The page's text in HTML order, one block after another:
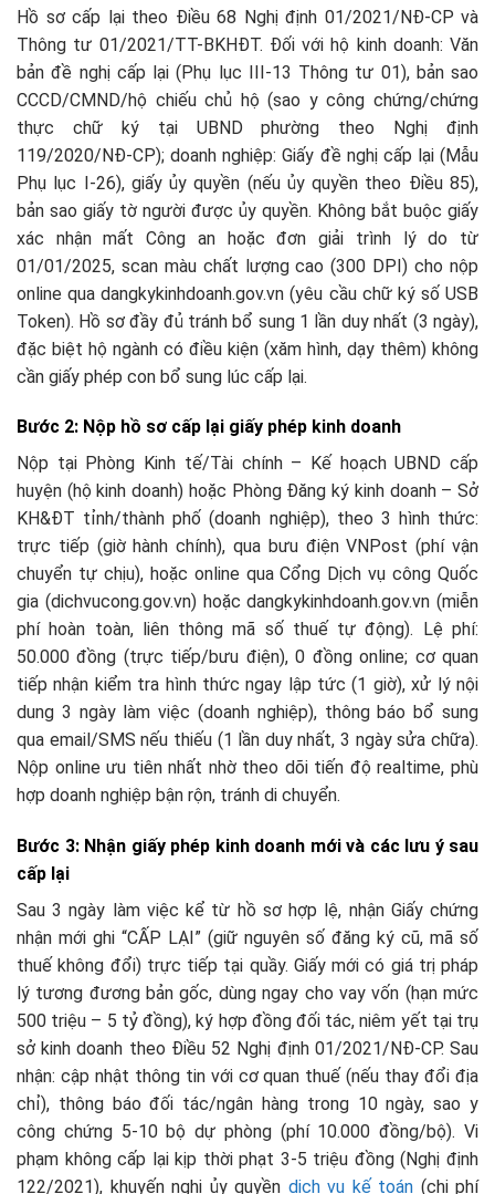
Hồ sơ cấp lại theo Điều 68 Nghị định 01/2021/NĐ-CP và
Thông tư 01/2021/TT-BKHĐT. Đối với hộ kinh doanh: Văn
bản đề nghị cấp lại (Phụ lục III-13 Thông tư 01), bản sao
CCCD/CMND/hộ chiếu chủ hộ (sao y công chứng/chứng
thực chữ ký tại UBND phường theo Nghị định
119/2020/NĐ-CP); doanh nghiệp: Giấy đề nghị cấp lại (Mẫu
Phụ lục I-26), giấy ủy quyền (nếu ủy quyền theo Điều 85),
bản sao giấy tờ người được ủy quyền. Không bắt buộc giấy
xác nhận mất Công an hoặc đơn giải trình lý do từ
01/01/2025, scan màu chất lượng cao (300 DPI) cho nộp
online qua dangkykinhdoanh.gov.vn (yêu cầu chữ ký số USB
Token). Hồ sơ đầy đủ tránh bổ sung 1 lần duy nhất (3 ngày),
đặc biệt hộ ngành có điều kiện (xăm hình, dạy thêm) không
cần giấy phép con bổ sung lúc cấp lại.​
Bước 2: Nộp hồ sơ cấp lại giấy phép kinh doanh
Nộp tại Phòng Kinh tế/Tài chính – Kế hoạch UBND cấp
huyện (hộ kinh doanh) hoặc Phòng Đăng ký kinh doanh – Sở
KH&ĐT tỉnh/thành phố (doanh nghiệp), theo 3 hình thức:
trực tiếp (giờ hành chính), qua bưu điện VNPost (phí vận
chuyển tự chịu), hoặc online qua Cổng Dịch vụ công Quốc
gia (dichvucong.gov.vn) hoặc dangkykinhdoanh.gov.vn (miễn
phí hoàn toàn, liên thông mã số thuế tự động). Lệ phí:
50.000 đồng (trực tiếp/bưu điện), 0 đồng online; cơ quan
tiếp nhận kiểm tra hình thức ngay lập tức (1 giờ), xử lý nội
dung 3 ngày làm việc (doanh nghiệp), thông báo bổ sung
qua email/SMS nếu thiếu (1 lần duy nhất, 3 ngày sửa chữa).
Nộp online ưu tiên nhất nhờ theo dõi tiến độ realtime, phù
hợp doanh nghiệp bận rộn, tránh di chuyển.​
Bước 3: Nhận giấy phép kinh doanh mới và các lưu ý sau
cấp lại
Sau 3 ngày làm việc kể từ hồ sơ hợp lệ, nhận Giấy chứng
nhận mới ghi “CẤP LẠI” (giữ nguyên số đăng ký cũ, mã số
thuế không đổi) trực tiếp tại quầy. Giấy mới có giá trị pháp
lý tương đương bản gốc, dùng ngay cho vay vốn (hạn mức
500 triệu – 5 tỷ đồng), ký hợp đồng đối tác, niêm yết tại trụ
sở kinh doanh theo Điều 52 Nghị định 01/2021/NĐ-CP. Sau
nhận: cập nhật thông tin với cơ quan thuế (nếu thay đổi địa
chỉ), thông báo đối tác/ngân hàng trong 10 ngày, sao y
công chứng 5-10 bộ dự phòng (phí 10.000 đồng/bộ). Vi
phạm không cấp lại kịp thời phạt 3-5 triệu đồng (Nghị định
122/2021), khuyến nghị ủy quyền dịch vụ kế toán (chi phí